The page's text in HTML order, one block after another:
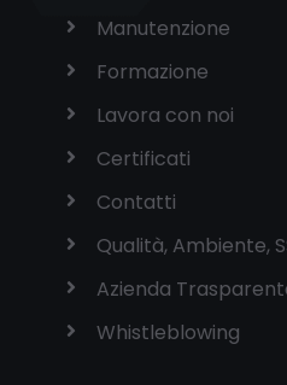
Manutenzione
Formazione
Lavora con noi
Certificati
Contatti
Qualità, Ambiente,
Azienda
Whistleblowing